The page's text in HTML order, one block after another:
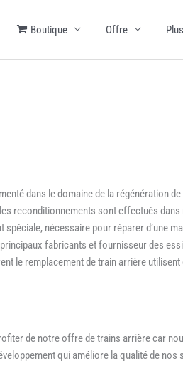
Boutique Offre
dans le domaine de la régénération de
reconditionnements sont effectués
nécessaire pour réparer d’une
fabricants et fournisseur des
le remplacement de train arrière
de notre offre de trains arrière car
qui améliore la qualité de nos